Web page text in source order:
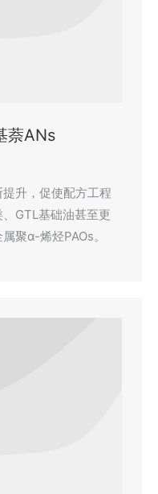
萘ANs
升，促使配方工程
GTL基础油甚至更
聚α-烯烃PAOs。